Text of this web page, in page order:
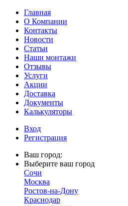
Главная
О Компании
Контакты
Новости
Статьи
Наши монтажи
Отзывы
Услуги
Акции
Доставка
Документы
Калькуляторы
Вход
Регистрация
Ваш город:
Выберите ваш город
Сочи
Москва
Ростов-на-Дону
Краснодар